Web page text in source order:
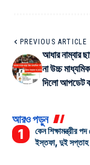
PREVIOUS ARTICLE
আধার নাম্বার
না উচ্চ
দিলো আপডেট
আরও পড়ুন
কেন শিক্ষামন্ত্রীর
ইস্তফা, দুই সপ্তাহ